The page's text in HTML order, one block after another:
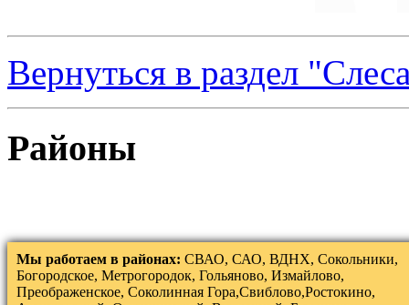
Вернуться в раздел
Районы
Мы работаем в районах: СВАО, САО, ВДНХ, Сокольники,
Богородское, Метрогородок, Гольяново, Измайлово,
Преображенское, Соколинная Гора,Свиблово,Ростокино,